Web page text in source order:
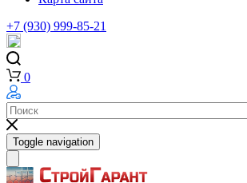
+7 (930) 999-85-21
0
Toggle navigation